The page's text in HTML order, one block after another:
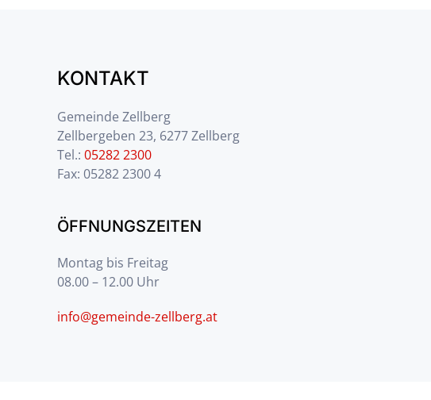
KONTAKT
Gemeinde Zellberg
Zellbergeben 23, 6277 Zellberg
Tel.: 05282 2300
Fax: 05282 2300 4
ÖFFNUNGSZEITEN
Montag bis Freitag
08.00 – 12.00 Uhr
info@gemeinde-zellberg.at